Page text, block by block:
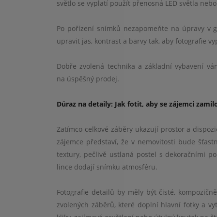
světlo se vyplatí použít přenosná LED světla
Po pořízení snímků nezapomeňte na úpravy v
upravit jas, kontrast a barvy tak, aby fotografie
Dobře zvolená technika a základní vybavení
na úspěšný prodej.
Důraz na detaily: Jak fotit, aby se zájemci
Zatímco celkové záběry ukazují prostor a
zájemce představí, že v nemovitosti bude
textury, pečlivě ustlaná postel s dekoračními
lince dodají snímku atmosféru.
Fotografie detailů by měly být čisté,
zvolených záběrů, které doplní hlavní fotky a